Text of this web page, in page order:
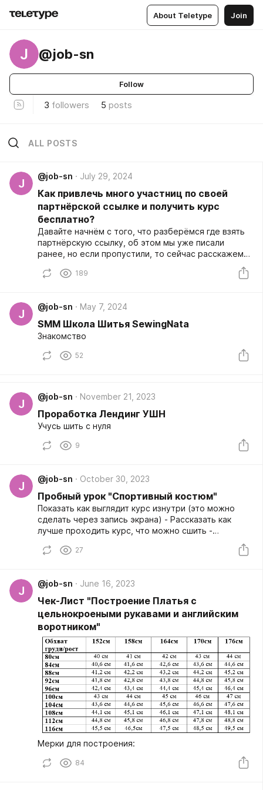
About Teletype Join
J @job-sn
Follow
3 followers 5 posts
ALL POSTS
J
@job-sn July 29, 2024
Как привлечь много участниц по своей
партнёрской ссылке и получить курс
бесплатно?
Давайте начнём с того, что разберёмся где взять
партнёрскую ссылку, об этом мы уже писали
ранее, но если пропустили, то сейчас расскажем
189
J
@job-sn May 7, 2024
SMM Школа Шитья SewingNata
Знакомство
52
J
@job-sn November 21, 2023
Проработка Лендинг УШН
Учусь шить с нуля
9
J
@job-sn October 30, 2023
Пробный урок "Спортивный костюм"
Показать как выглядит курс изнутри (это можно
сделать через запись экрана) - Рассказать как
лучше проходить курс, что можно сшить -
будете шить ?) при выборе тарифа учесть нужно
выбору и расчёту ткани новый или склейка) -
Рассказать какие инструменты нужны
27
J
@job-sn June 16, 2023
Чек-Лист "Построение Платья с
цельнокроеными рукавами и английским
воротником"
Мерки для построения:
84